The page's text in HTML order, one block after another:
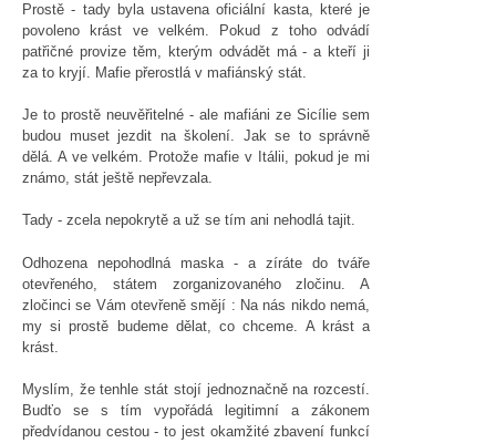
Prostě - tady byla ustavena oficiální kasta, které je
povoleno krást ve velkém. Pokud z toho odvádí
patřičné provize těm, kterým odvádět má - a kteří ji
za to kryjí. Mafie přerostlá v mafiánský stát.
Je to prostě neuvěřitelné - ale mafiáni ze Sicílie sem
budou muset jezdit na školení. Jak se to správně
dělá. A ve velkém. Protože mafie v Itálii, pokud je mi
známo, stát ještě nepřevzala.
Tady - zcela nepokrytě a už se tím ani nehodlá tajit.
Odhozena nepohodlná maska - a zíráte do tváře
otevřeného, státem zorganizovaného zločinu. A
zločinci se Vám otevřeně smějí : Na nás nikdo nemá,
my si prostě budeme dělat, co chceme. A krást a
krást.
Myslím, že tenhle stát stojí jednoznačně na rozcestí.
Budťo se s tím vypořádá legitimní a zákonem
předvídanou cestou - to jest okamžité zbavení funkcí